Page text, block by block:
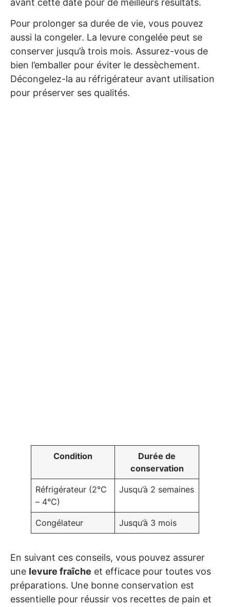
avant cette date pour de meilleurs résultats.
Pour prolonger sa durée de vie, vous pouvez
aussi la congeler. La levure congelée peut se
conserver jusqu’à trois mois. Assurez-vous de
bien l’emballer pour éviter le dessèchement.
Décongelez-la au réfrigérateur avant utilisation
pour préserver ses qualités.
Condition
Durée de
conservation
Réfrigérateur (2°C
– 4°C)
Jusqu’à 2 semaines
Congélateur Jusqu’à 3 mois
En suivant ces conseils, vous pouvez assurer
une levure fraîche et efficace pour toutes vos
préparations. Une bonne conservation est
essentielle pour réussir vos recettes de pain et